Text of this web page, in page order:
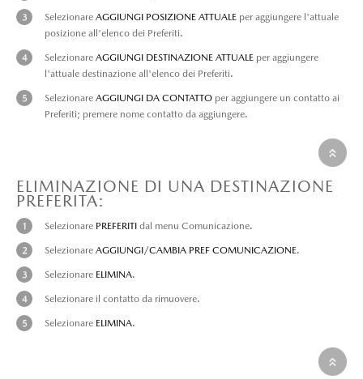
Selezionare AGGIUNGI POSIZIONE ATTUALE per aggiungere l'attuale
posizione all'elenco dei Preferiti.
Selezionare AGGIUNGI DESTINAZIONE ATTUALE per aggiungere
l'attuale destinazione all'elenco dei Preferiti.
Selezionare AGGIUNGI DA CONTATTO per aggiungere un contatto ai
Preferiti; premere nome contatto da aggiungere.
ELIMINAZIONE DI UNA DESTINAZIONE
PREFERITA:
Selezionare PREFERITI dal menu Comunicazione.
Selezionare AGGIUNGI/CAMBIA PREF COMUNICAZIONE.
Selezionare ELIMINA.
Selezionare il contatto da rimuovere.
Selezionare ELIMINA.